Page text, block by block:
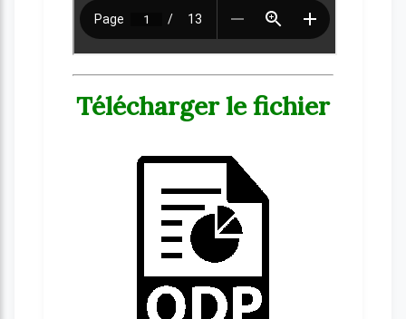
Télécharger le fichier